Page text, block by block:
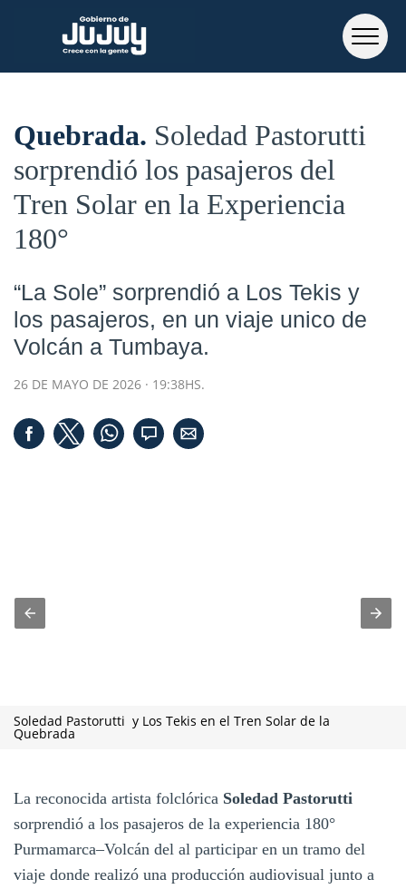
Quebrada Soledad Pastorutti
sorprendió los pasajeros del
Tren Solar en la Experiencia
180°
“La Sole” sorprendió a Los Tekis y
los pasajeros, en un viaje unico de
Volcán a Tumbaya.
26 DE MAYO DE 2026 · 19:38HS.
Soledad Pastorutti y Los Tekis en el Tren Solar de la
Quebrada
La reconocida artista folclórica Soledad Pastorutti
sorprendió a los pasajeros de la experiencia 180°
Purmamarca–Volcán del al participar en un tramo del
viaje donde realizó una producción audiovisual junto a